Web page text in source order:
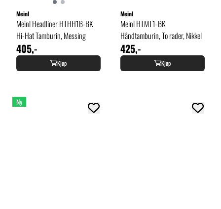
Meinl
Meinl Headliner HTHH1B-BK
Hi-Hat Tamburin, Messing
405,-
Kjøp
Meinl
Meinl HTMT1-BK
Håndtamburin, To rader, Nikkel
425,-
Kjøp
Ny